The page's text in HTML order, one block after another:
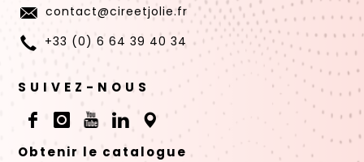
contact@cireetjolie.fr
+33 (0) 6 64 39 40 34
SUIVEZ-NOUS
Obtenir le catalogue